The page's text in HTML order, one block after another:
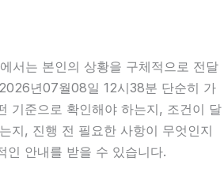
서는 본인의 상황을 구체적으로 전달
년07월08일 12시38분 단순히 가
기준으로 확인해야 하는지, 조건이 달
지, 진행 전 필요한 사항이 무엇인지
인 안내를 받을 수 있습니다.